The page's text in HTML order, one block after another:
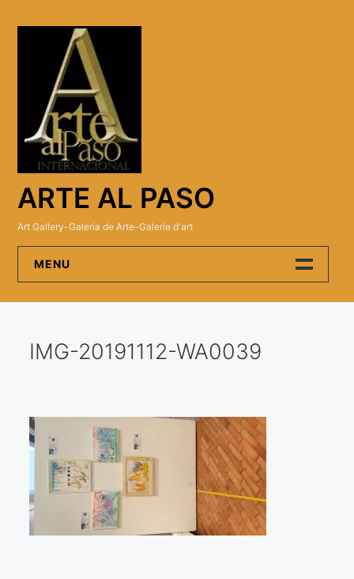
ARTE AL PASO
Art Gallery-Galeria de Arte-Galerie d'art
MENU
Artistas
Visitas a los ateliers o talleres de artistas
Presse
Qué dicen de nosotros?
Aviso legal
IMG-20191112-WA0039